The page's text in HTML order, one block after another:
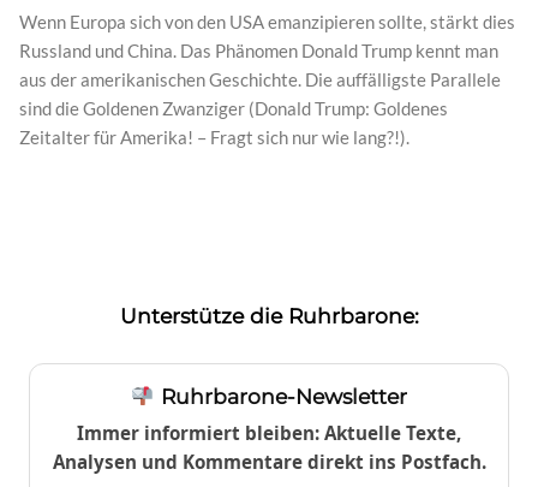
Wenn Europa sich von den USA emanzipieren sollte, stärkt dies
Russland und China. Das Phänomen Donald Trump kennt man
aus der amerikanischen Geschichte. Die auffälligste Parallele
sind die Goldenen Zwanziger (Donald Trump: Goldenes
Zeitalter für Amerika! – Fragt sich nur wie lang?!).
Unterstütze die Ruhrbarone:
Ruhrbarone-Newsletter
Immer informiert bleiben: Aktuelle Texte,
Analysen und Kommentare direkt ins Postfach.